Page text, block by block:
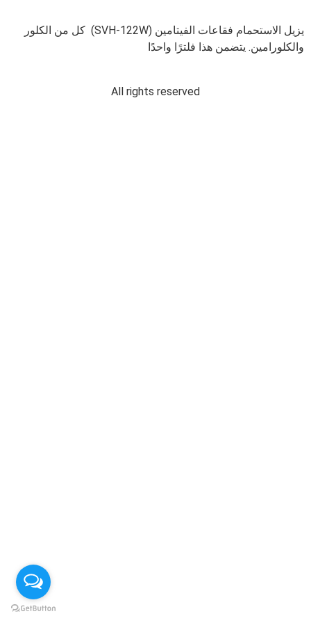
يزيل الاستحمام فقاعات الفيتامين ⁦ (SVH-122W)⁩ كل من الكلور
والكلورامين. يتضمن هذا فلترًا واحدًا
All rights reserved